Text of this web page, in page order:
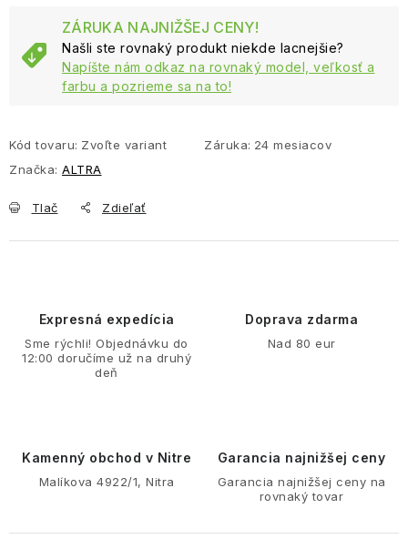
ZÁRUKA NAJNIŽŠEJ CENY!
Našli ste rovnaký produkt niekde lacnejšie?
Napíšte nám odkaz na rovnaký model, veľkosť a
farbu a pozrieme sa na to!
Kód tovaru: Zvoľte variant Záruka: 24 mesiacov
Značka: ALTRA
Tlač Zdieľať
Expresná expedícia
Sme rýchli! Objednávku do
12:00 doručíme už na druhý
deň
Doprava zdarma
Nad 80 eur
Kamenný obchod v Nitre
Malíkova 4922/1, Nitra
Garancia najnižšej ceny
Garancia najnižšej ceny na
rovnaký tovar